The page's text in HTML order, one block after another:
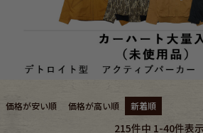
ブランドから探す ス
古着
メンズ商品カテゴリー
Carhartt
1889年にアメリカ・デトロイトで創業された老舗ワークウ
価格が安い順 価格が高い順 新着順
215件中 1-40件表